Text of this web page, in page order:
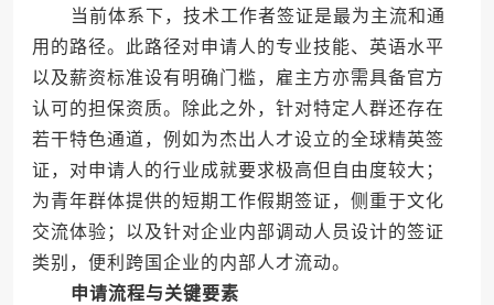
当前体系下，技术工作者签证是最为主流和通
用的路径。此路径对申请人的专业技能、英语水平
以及薪资标准设有明确门槛，雇主方亦需具备官方
认可的担保资质。除此之外，针对特定人群还存在
若干特色通道，例如为杰出人才设立的全球精英签
证，对申请人的行业成就要求极高但自由度较大；
为青年群体提供的短期工作假期签证，侧重于文化
交流体验；以及针对企业内部调动人员设计的签证
类别，便利跨国企业的内部人才流动。
申请流程与关键要素